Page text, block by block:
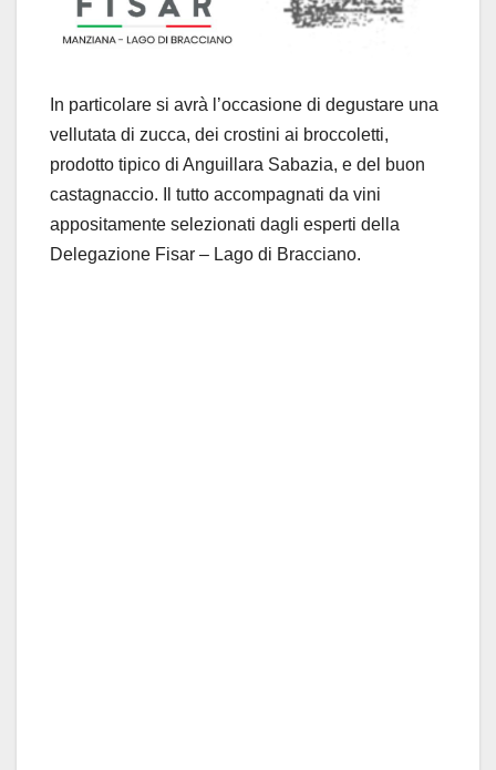
In particolare si avrà l’occasione di degustare una
vellutata di zucca, dei crostini ai broccoletti,
prodotto tipico di Anguillara Sabazia, e del buon
castagnaccio. Il tutto accompagnati da vini
appositamente selezionati dagli esperti della
Delegazione Fisar – Lago di Bracciano.